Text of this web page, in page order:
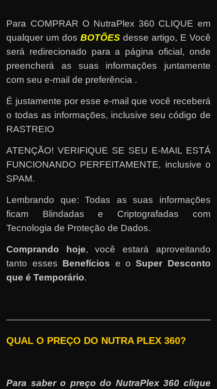
Para COMPRAR O NutraPlex 360 CLIQUE em
qualquer um dosBOTÕES desse artigo, E Você
será redirecionado para a página oficial, onde
preencherá as suas informações juntamente
com seu e-mail de preferência .
É justamente por esse e-mail que você receberá
o todas as informações, inclusive seu código de
RASTREIO
ATENÇÃO! VERIFIQUE SE SEU E-MAIL ESTÁ
FUNCIONANDO PERFEITAMENTE, inclusive o
SPAM.
Lembrando que: Todas as suas informações
ficam Blindadas e Criptografadas com
Tecnologia de Proteção de Dados.
Comprando hoje, você estará aproveitando
tanto esses Benefícios e oSuper Desconto
que é Temporário.
QUAL O PREÇO DO NUTRA PLEX 360?
Para saber o preço do NutraPlex 360 clique